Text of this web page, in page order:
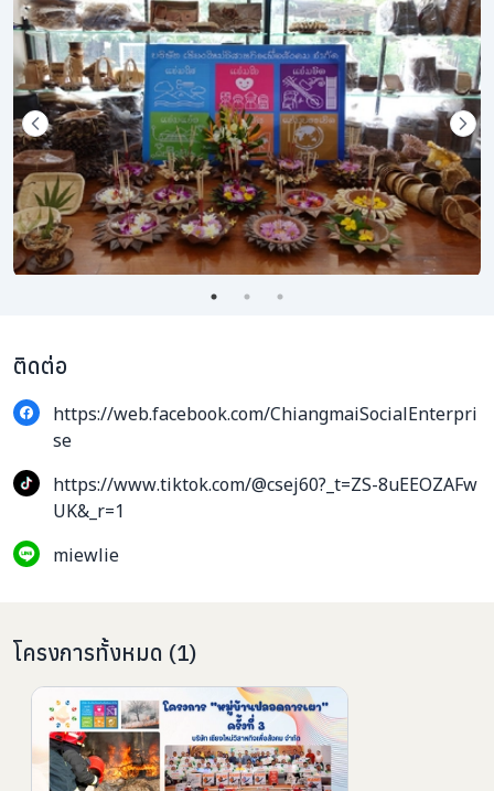
ติดต่อ
https://web.facebook.com/ChiangmaiSocialEnterpri
se
https://www.tiktok.com/@csej60?_t=ZS-8uEEOZAFw
UK&_r=1
miewlie
โครงการทั้งหมด (1)